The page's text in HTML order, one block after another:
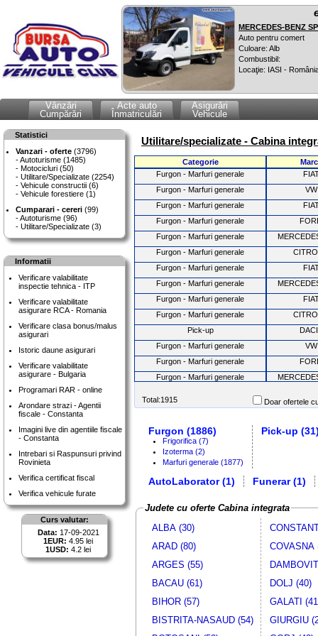
MERCEDES-BENZ
Auto pentru comert
Culoare: Alb
Combustibil:
Locaţie: IASI -
Vânzări
Cumpărări
Acte auto
Înmatriculări
Asigurări
Vehicule
Statistici
Vanzari - oferte (3796)
Autoturisme (1485)
Motocicluri (50)
Utilitare/Specializate (2254)
Vehicule constructii (6)
Vehicule forestiere (1)
Cumparari - cereri (99)
Autoturisme (96)
Utilitare/Specializate (3)
Informatii
Verificare valabilitate
inspectie tehnica - ITP
Verificare valabilitate
asigurare RCA - Romania
Verificare clasa bonus/malus
asigurari
Istoric daune asigurari
Verificare valabilitate
asigurare - Bulgaria
Programari RAR - online
Arondare strazi - Agentii
fiscale - Constanta
Imagini live din agentiile fiscale
- Constanta
Intrebari si Raspunsuri privind
Rovinieta
Verifica certificat fiscal
Verifica vehicule furate
Curs valutar:
Data: 17-09-2021
1EUR: 4.95 lei
1USD: 4.2 lei
Utilitare/specializate - Cabina
Categorie
Furgon - Marfuri generale
Furgon - Marfuri generale
VW
Furgon - Marfuri generale
Furgon - Marfuri generale
Furgon - Marfuri generale
Furgon - Marfuri generale
Furgon - Marfuri generale
Furgon - Marfuri generale
Furgon - Marfuri generale
Furgon - Marfuri generale
Pick-up
Furgon - Marfuri generale
VW
Furgon - Marfuri generale
Furgon - Marfuri generale
Furgon - Marfuri generale
Pick-up
Furgon - Marfuri generale
Pick-up
Furgon - Marfuri generale
Furgon - Marfuri generale
VW
Furgon - Marfuri generale
Furgon - Marfuri generale
Furgon - Marfuri generale
Total:1915 Doar ofertele
Furgon (1886)
Frigorifica (7)
Izoterma (2)
Marfuri generale (1877)
Pick-up
AutoLaborator (1) Funerar (1)
Judete cu oferte Cabina integrata
ALBA (30)
ARAD (80)
ARGES (55)
BACAU (61)
BIHOR (57)
BISTRITA-NASAUD (54)
COVASNA
DOLJ (40)
GALATI
GIURGIU